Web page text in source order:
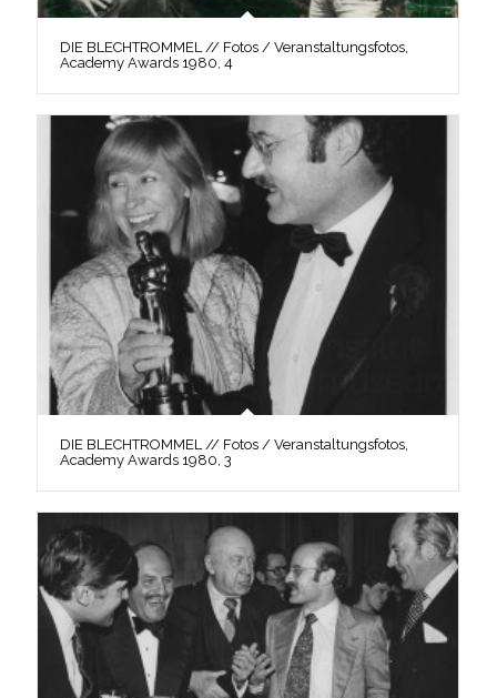
DIE BLECHTROMMEL // Fotos / Veranstaltungsfotos,
Academy Awards 1980, 4
DIE BLECHTROMMEL // Fotos / Veranstaltungsfotos,
Academy Awards 1980, 3